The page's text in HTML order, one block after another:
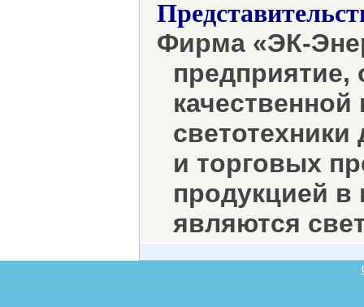
Фирма «ЭК-
и торговых
продукцией
являются